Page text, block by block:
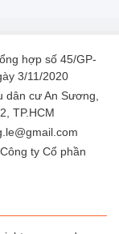
hợp số 45/GP-
3/11/2020
cư An Sương,
TP.HCM
ty Cổ phần